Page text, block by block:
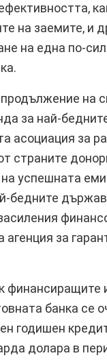
на заемите, и
на една по-
на
за най-
асоциация за
страните
успешната
бедните
агенция за
финансиращите
банка се
годишен
долара в